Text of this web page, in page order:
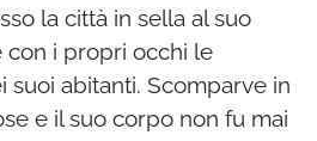
la città in sella al suo
con i propri occhi le
suoi abitanti. Scomparve in
e il suo corpo non fu mai